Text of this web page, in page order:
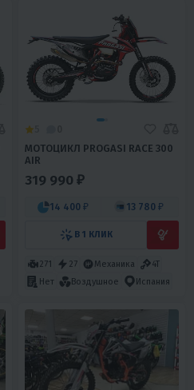
МОТОЦИКЛ PROGASI RACE 300
AIR
319 990 ₽
14 400 ₽ 13 780 ₽
В 1 КЛИК
271 27 Механика
4T
Нет
Воздушное Испания